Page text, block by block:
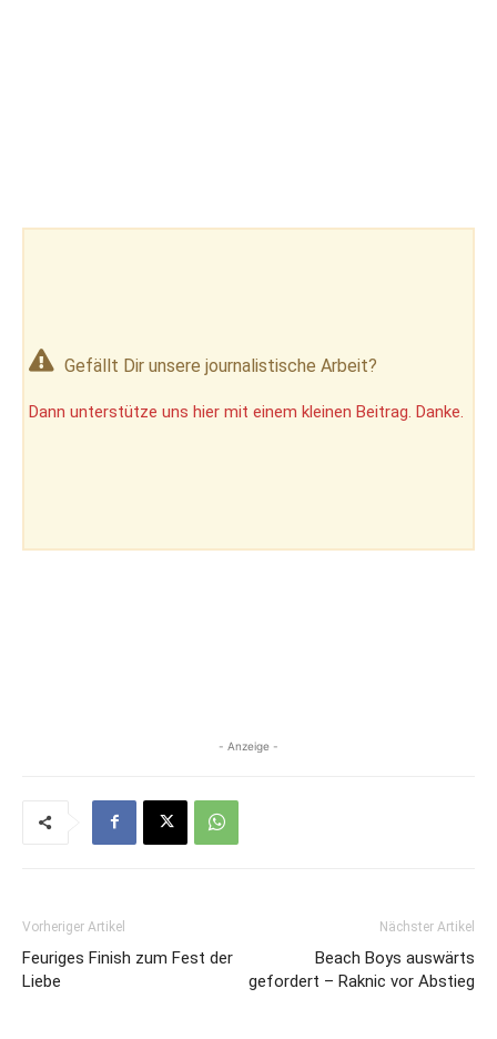
Gefällt Dir unsere journalistische Arbeit?
Dann unterstütze uns hier mit einem kleinen Beitrag. Danke.
- Anzeige -
Vorheriger Artikel
Feuriges Finish zum Fest der
Liebe
Nächster Artikel
Beach Boys auswärts
gefordert – Raknic vor Abstieg